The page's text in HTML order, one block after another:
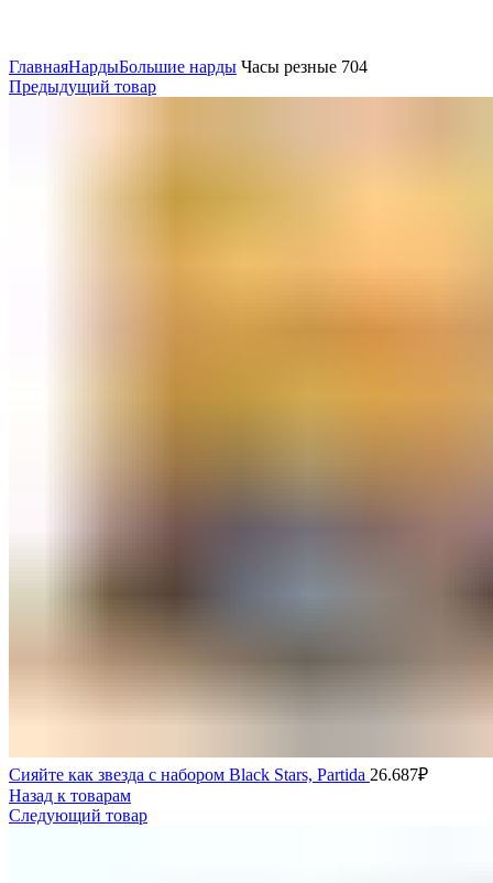
ГлавнаяНардыБольшие нарды Часы резные 704
Предыдущий товар
Сияйте как звезда с набором Black Stars, Partida 26.687₽
Назад к товарам
Следующий товар